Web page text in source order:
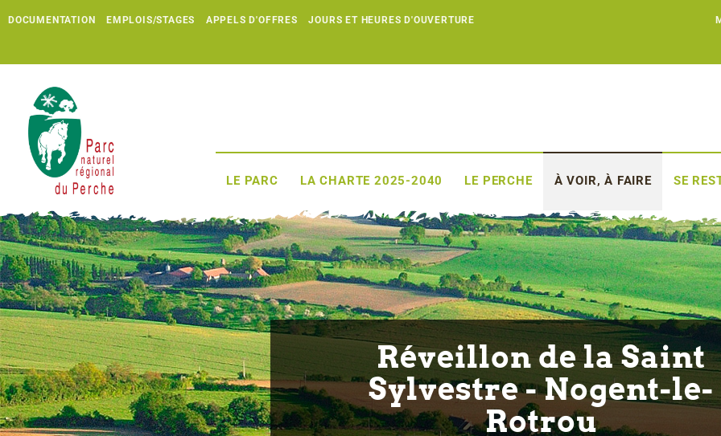
DOCUMENTATION EMPLOIS/STAGES APPELS D'OFFRES JOURS ET HEURES D'OUVERTURE
LE PARC LA CHARTE 2025-2040 LE PERCHE À VOIR, À FAIRE SE
Réveillon de la Saint
Sylvestre - Nogent-le-
Rotrou